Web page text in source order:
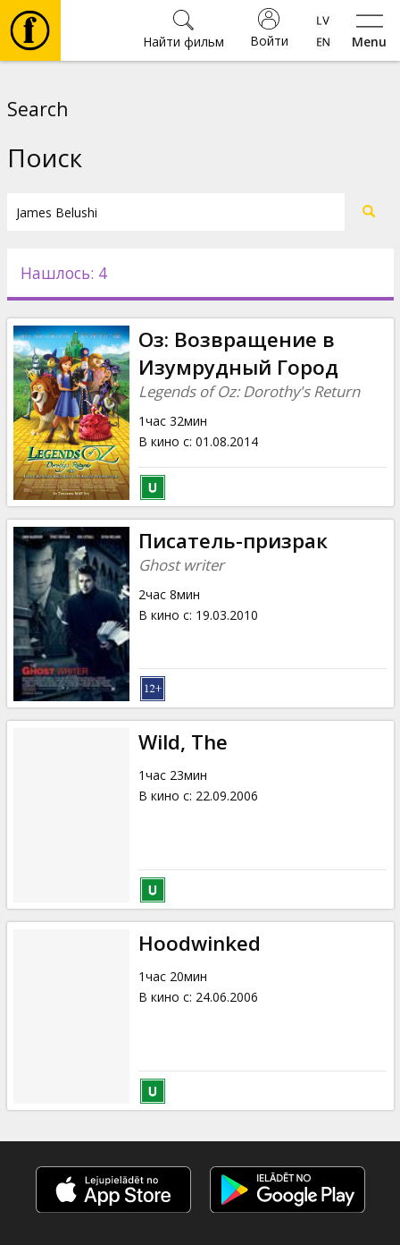
Menu
Войти
Найти фильм
Новости
Подарки
Кинозакуски
B2B
Клуб
Search
Поиск
Нашлось: 4
Оз: Возвращение в
Изумрудный Город
Legends of Oz: Dorothy's Return
1час 32мин
В кино с: 01.08.2014
Писатель-призрак
Ghost writer
2час 8мин
В кино с: 19.03.2010
Wild, The
1час 23мин
В кино с: 22.09.2006
Hoodwinked
1час 20мин
В кино с: 24.06.2006